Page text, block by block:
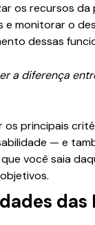
os recursos
monitorar o
dessas
a diferença
os principais
— e
você saia